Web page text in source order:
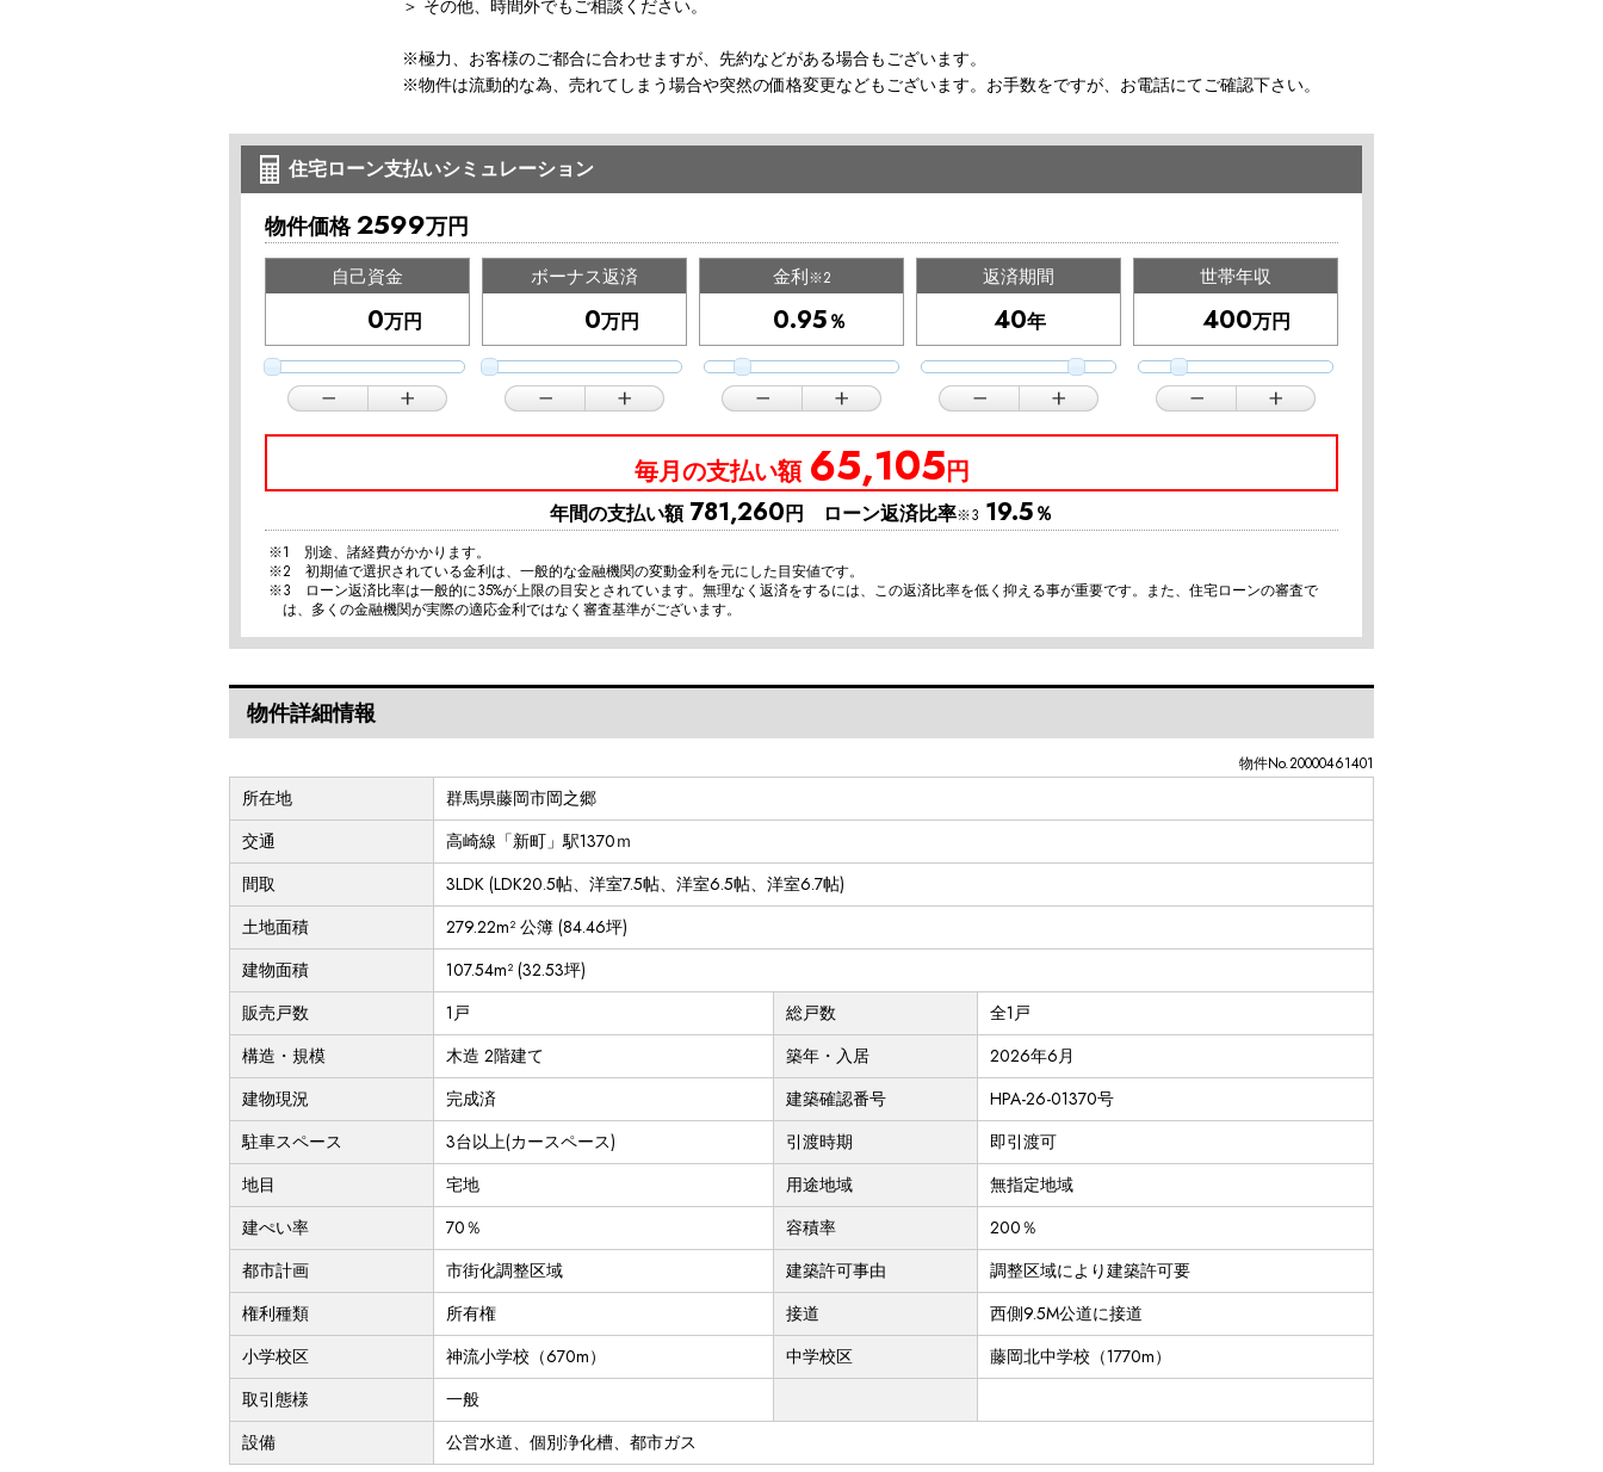
＞ その他、時間外でもご相談ください。
※極力、お客様のご都合に合わせますが、先約などがある場合もございます。
※物件は流動的な為、売れてしまう場合や突然の価格変更などもございます。お手数をですが、お電話にてご確認下さい。
住宅ローン支払いシミュレーション
物件価格2599万円
自己資金
万円
ボーナス返済
万円
金利※2
％
返済期間
年
世帯年収
万円
毎月の支払い額 65,105円
年間の支払い額 781,260円 ローン返済比率※3 19.5％
※1 別途、諸経費がかかります。
※2 初期値で選択されている金利は、一般的な金融機関の変動金利を元にした目安値です。
※3 ローン返済比率は一般的に35%が上限の目安とされています。無理なく返済をするには、この返済比率を低く抑える事が重要です。また、住宅ローンの審査で
は、多くの金融機関が実際の適応金利ではなく審査基準がございます。
物件詳細情報
物件No.20000461401
所在地
群馬県藤岡市岡之郷
交通
高崎線「新町」駅1370ｍ
間取
3LDK (LDK20.5帖、洋室7.5帖、洋室6.5帖、洋室6.7帖)
土地面積
279.22m² 公簿 (84.46坪)
建物面積
107.54m² (32.53坪)
販売戸数
1戸 総戸数
全1戸
構造・規模
木造 2階建て 築年・入居
2026年6月
建物現況
完成済 建築確認番号
HPA-26-01370号
駐車スペース
3台以上(カースペース) 引渡時期
即引渡可
地目
宅地 用途地域
無指定地域
建ぺい率
70％ 容積率
200％
都市計画
市街化調整区域 建築許可事由
調整区域により建築許可要
権利種類
所有権 接道
西側9.5M公道に接道
小学校区
神流小学校（670m） 中学校区
藤岡北中学校（1770m）
取引態様
一般
設備
公営水道、個別浄化槽、都市ガス